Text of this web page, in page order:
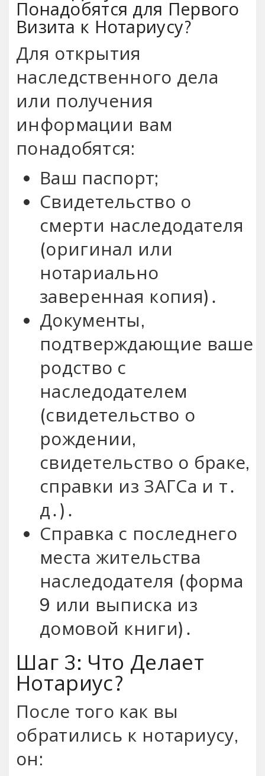
Понадобятся для Первого
Визита к Нотариусу?
Для открытия
наследственного дела
или получения
информации вам
понадобятся:
Ваш паспорт;
Свидетельство о
смерти наследодателя
(оригинал или
нотариально
заверенная копия)․
Документы,
подтверждающие ваше
родство с
наследодателем
(свидетельство о
рождении,
свидетельство о браке,
справки из ЗАГСа и т․
д․)․
Справка с последнего
места жительства
наследодателя (форма
9 или выписка из
домовой книги)․
Шаг 3: Что Делает
Нотариус?
После того как вы
обратились к нотариусу,
он: